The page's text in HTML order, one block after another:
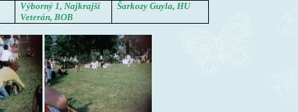
Výborný 1, Najkrajší
Veterán, BOB
Šarkozy Guyla, HU